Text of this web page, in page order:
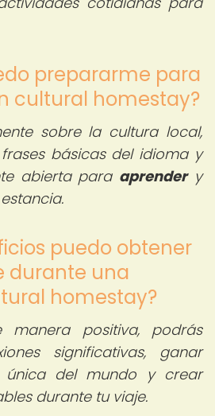
prepararme para
cultural homestay?
sobre la cultura local,
básicas del idioma y
abierta para aprendery
puedo obtener
durante una
homestay?
positiva, podrás
significativas, ganar
del mundo y crear
durante tu viaje.